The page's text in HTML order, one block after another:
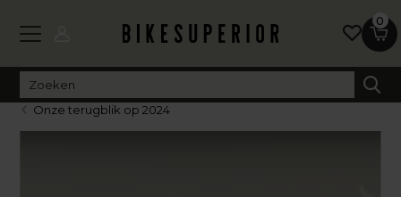
0
Onze terugblik op 2024